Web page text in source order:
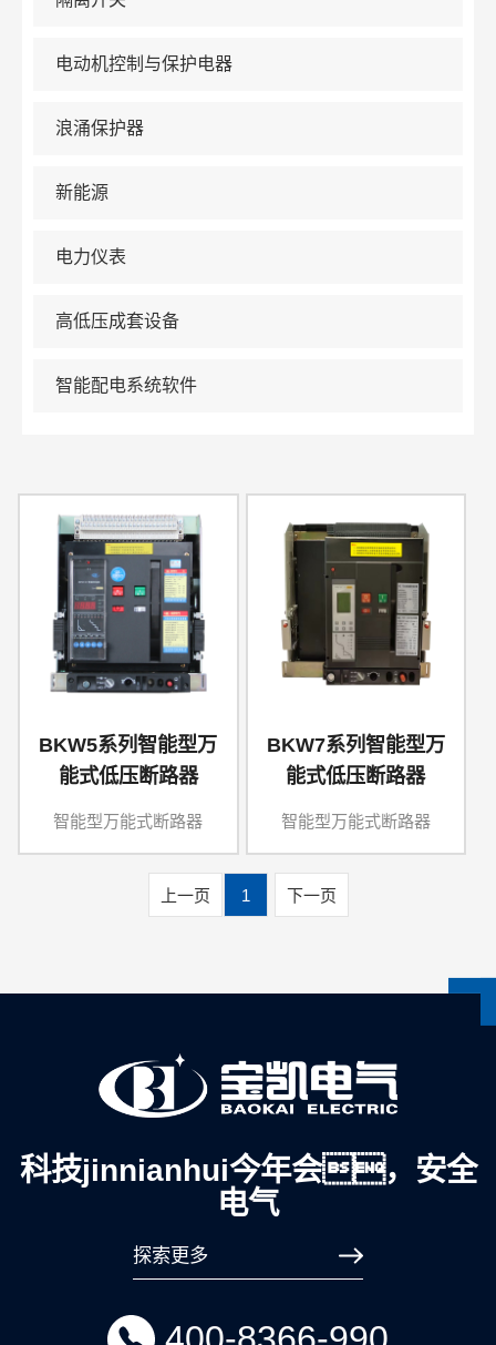
电动机控制与保护电器
浪涌保护器
新能源
电力仪表
高低压成套设备
智能配电系统软件
BKW5系列智能型万
能式低压断路器
智能型万能式断路器
BKW7系列智能型万
能式低压断路器
智能型万能式断路器
上一页 1 下一页
科技jinnianhui今年会，安全
电气
探索更多